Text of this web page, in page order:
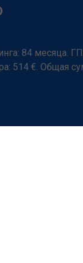
84 месяца.
514 €. Общая